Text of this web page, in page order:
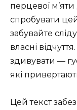
перцевої
спробувати
забувайте
власні
здивувати —
які
Цей текст